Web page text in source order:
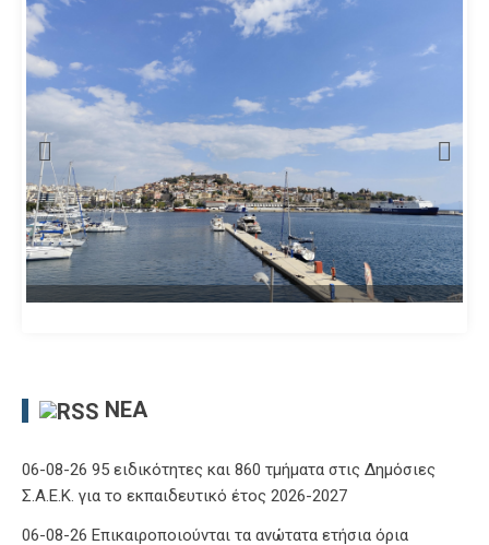
ΝΈΑ
06-08-26 95 ειδικότητες και 860 τμήματα στις Δημόσιες
Σ.Α.Ε.Κ. για το εκπαιδευτικό έτος 2026-2027
06-08-26 Επικαιροποιούνται τα ανώτατα ετήσια όρια